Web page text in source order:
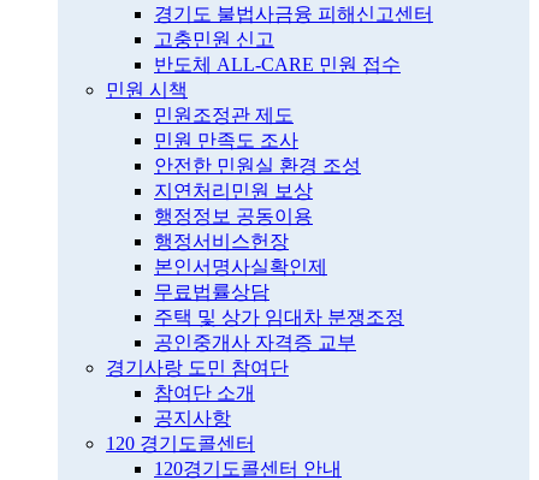
경기도 불법사금융 피해신고센터
고충민원 신고
반도체 ALL-CARE 민원 접수
민원 시책
민원조정관 제도
민원 만족도 조사
안전한 민원실 환경 조성
지연처리민원 보상
행정정보 공동이용
행정서비스헌장
본인서명사실확인제
무료법률상담
주택 및 상가 임대차 분쟁조정
공인중개사 자격증 교부
경기사랑 도민 참여단
참여단 소개
공지사항
120 경기도콜센터
120경기도콜센터 안내